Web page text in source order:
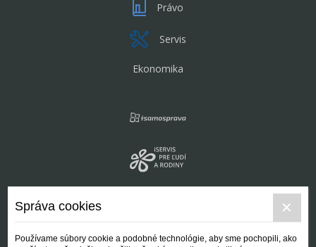
Právo
Servis
Ekonomika
Správa cookies
Používame súbory cookie a podobné technológie, aby sme pochopili, ako